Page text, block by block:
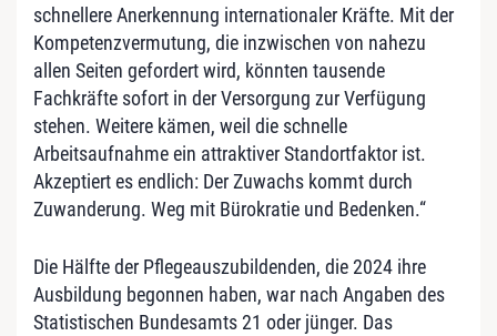
schnellere Anerkennung internationaler Kräfte. Mit der
Kompetenzvermutung, die inzwischen von nahezu
allen Seiten gefordert wird, könnten tausende
Fachkräfte sofort in der Versorgung zur Verfügung
stehen. Weitere kämen, weil die schnelle
Arbeitsaufnahme ein attraktiver Standortfaktor ist.
Akzeptiert es endlich: Der Zuwachs kommt durch
Zuwanderung. Weg mit Bürokratie und Bedenken.“
Die Hälfte der Pflegeauszubildenden, die 2024 ihre
Ausbildung begonnen haben, war nach Angaben des
Statistischen Bundesamts 21 oder jünger. Das